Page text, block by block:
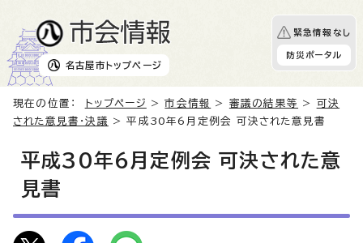
名古屋市 トップページ
緊急情報なし
防災ポータル
現在の位置： トップページ >市会情報 > 審議の結果等 > 可決
された意見書・決議
> 平成30年6月定例会 可決された意見書
平成30年6月定例会 可決された意
見書